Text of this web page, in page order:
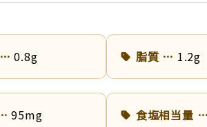
0.8g 脂質 1.2g
95mg 食塩相当量